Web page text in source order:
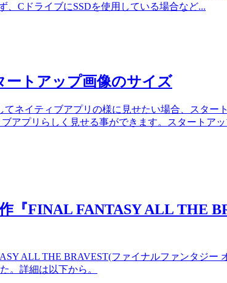
、CドライブにSSDを使用している場合など...
ートアップ画像のサイズ
てネイティブアプリの様に見せたい場合、スター
アプリらしく見せる事ができます。スタートア
『FINAL FANTASY ALL THE
ALL THE BRAVEST(ファイナルファンタジー
。詳細は以下から。